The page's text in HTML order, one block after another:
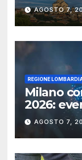
AGOSTO 7,
REGIONE
Milano
2026:
perAGOSTO 7,